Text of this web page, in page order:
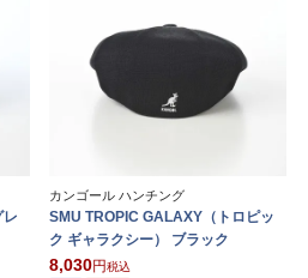
カンゴール ハンチング
SMU TROPIC GALAXY（トロピッ
ク ギャラクシー） ブラック
8,030
税込